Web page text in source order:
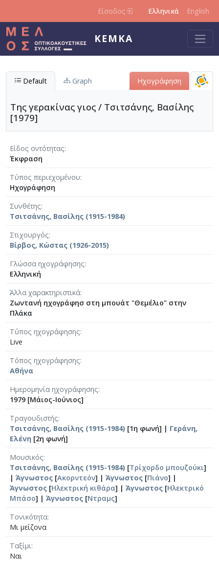
Είσοδος Ελληνικά English
ΚΕΜΚΑ
Default Graph Ηχογράφηση
Της γερακίνας γιος / Τσιτσάνης, Βασίλης
[1979]
Είδος οντότητας
Έκφραση
Τύπος περιεχομένου
Ηχογράφηση
Συνθέτης
Τσιτσάνης, Βασίλης (1915-1984)
Στιχουργός
Βίρβος, Κώστας (1926-2015)
Γλώσσα ηχογράφησης
Ελληνική
Άλλα χαρακτηριστικά
Ζωντανή ηχογράφησ στη μπουάτ "Θεμέλιο" στην
Πλάκα
Τύπος ηχογράφησης
Live
Τόπος ηχογράφησης
Αθήνα
Ημερομηνία ηχογράφησης
1979 [Μάιος-Ιούνιος]
Τραγουδιστής
Τσιτσάνης, Βασίλης (1915-1984) [1η φωνή] | Γεράνη,
Ελένη [2η φωνή]
Μουσικός
Τσιτσάνης, Βασίλης (1915-1984) [Τρίχορδο μπουζούκι]
| Άγνωστος [Ακορντεόν] | Άγνωστος [Πιάνο] |
Άγνωστος [Ηλεκτρική κιθάρα] | Άγνωστος [Ηλεκτρικό
Μπάσο] | Άγνωστος [Ντραμς]
Τονικότητα
Μι μείζονα
Ταξίμι
Ναι